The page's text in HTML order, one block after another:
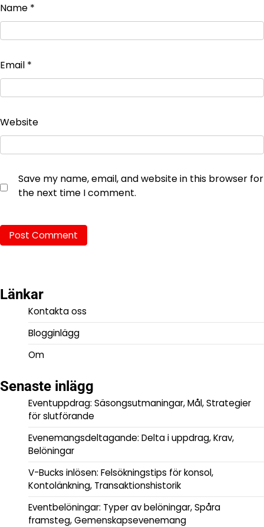
Name *
Email *
Website
Save my name, email, and website in this browser for
the next time I comment.
Länkar
Kontakta oss
Blogginlägg
Om
Senaste inlägg
Eventuppdrag: Säsongsutmaningar, Mål, Strategier
för slutförande
Evenemangsdeltagande: Delta i uppdrag, Krav,
Belöningar
V-Bucks inlösen: Felsökningstips för konsol,
Kontolänkning, Transaktionshistorik
Eventbelöningar: Typer av belöningar, Spåra
framsteg, Gemenskapsevenemang